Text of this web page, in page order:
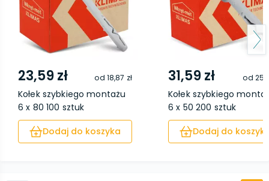
23,59 zł od 18,87 zł
Kołek szybkiego montażu
6 x 80 100 sztuk
Dodaj do koszyka
31,59 zł od
Kołek szybkiego
6 x 50 200 sztuk
Dodaj do